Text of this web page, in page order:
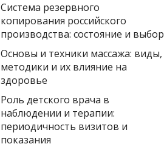
Система резервного
копирования российского
производства: состояние и выбор
Основы и техники массажа: виды,
методики и их влияние на
здоровье
Роль детского врача в
наблюдении и терапии:
периодичность визитов и
показания